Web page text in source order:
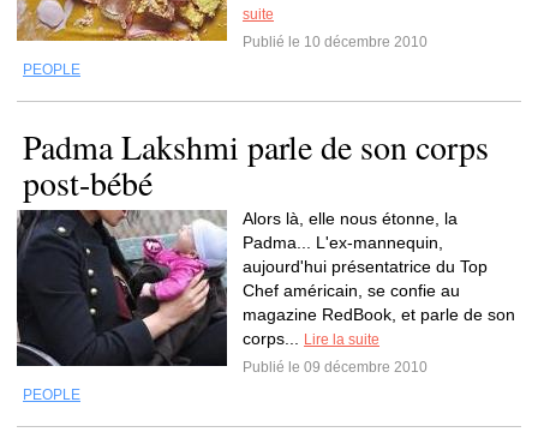
suite
Publié le 10 décembre 2010
PEOPLE
Padma Lakshmi parle de son corps
post-bébé
Alors là, elle nous étonne, la
Padma... L'ex-mannequin,
aujourd'hui présentatrice du Top
Chef américain, se confie au
magazine RedBook, et parle de son
corps...
Lire la suite
Publié le 09 décembre 2010
PEOPLE